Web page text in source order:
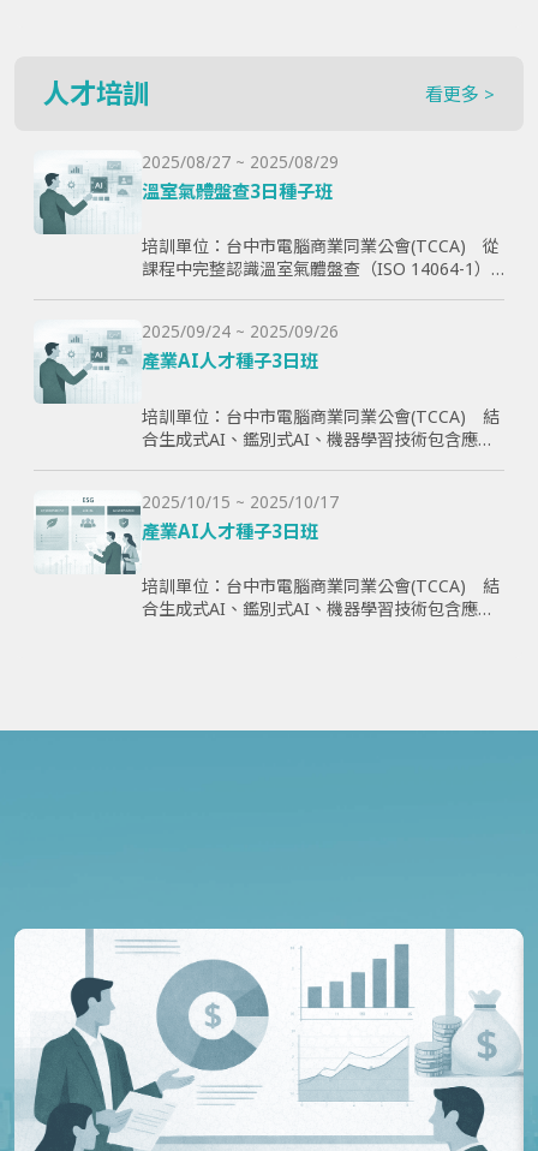
人才培訓 看更多 >
2025/08/27 ~ 2025/08/29
溫室氣體盤查3日種子班
培訓單位：台中市電腦商業同業公會(TCCA) 從
課程中完整認識溫室氣體盤查（ISO 14064-1）
幫助學員更好了解ESG與碳排放管理的實際應
用，提高企業實現減碳目標。
2025/09/24 ~ 2025/09/26
產業AI人才種子3日班
培訓單位：台中市電腦商業同業公會(TCCA) 結
合生成式AI、鑑別式AI、機器學習技術包含應用
力。
2025/10/15 ~ 2025/10/17
產業AI人才種子3日班
培訓單位：台中市電腦商業同業公會(TCCA) 結
合生成式AI、鑑別式AI、機器學習技術包含應用